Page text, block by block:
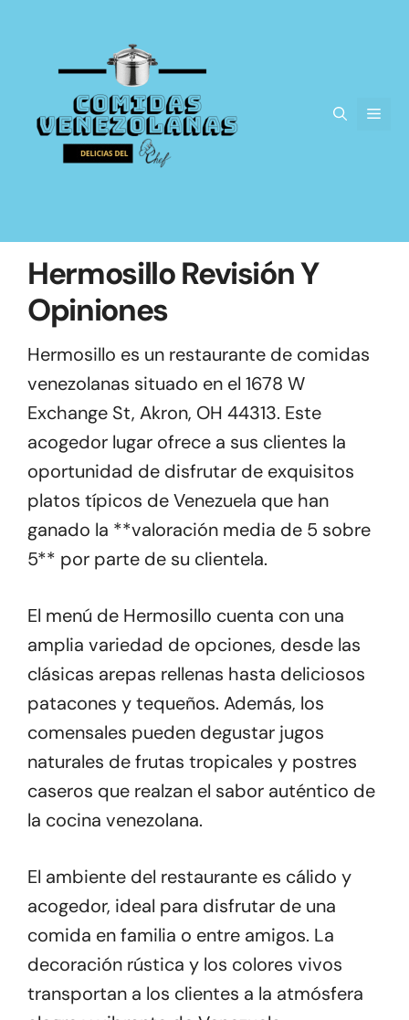
contenido
Hermosillo Revisión Y
Opiniones
Hermosillo es un restaurante de comidas
venezolanas situado en el 1678 W
Exchange St, Akron, OH 44313. Este
acogedor lugar ofrece a sus clientes la
oportunidad de disfrutar de exquisitos
platos típicos de Venezuela que han
ganado la **valoración media de 5 sobre
5** por parte de su clientela.
El menú de Hermosillo cuenta con una
amplia variedad de opciones, desde las
clásicas arepas rellenas hasta deliciosos
patacones y tequeños. Además, los
comensales pueden degustar jugos
naturales de frutas tropicales y postres
caseros que realzan el sabor auténtico de
la cocina venezolana.
El ambiente del restaurante es cálido y
acogedor, ideal para disfrutar de una
comida en familia o entre amigos. La
decoración rústica y los colores vivos
transportan a los clientes a la atmósfera